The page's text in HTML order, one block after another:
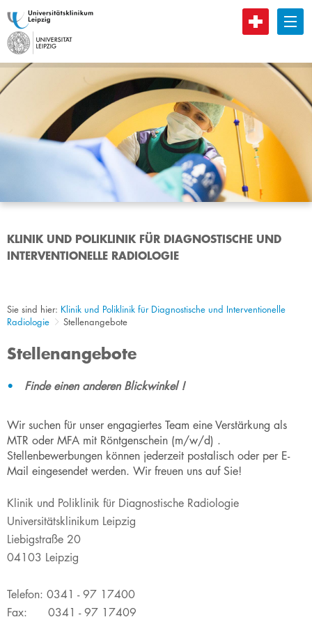
B
KLINIK UND POLIKLINIK FÜR DIAGNOSTISCHE UND
INTERVENTIONELLE RADIOLOGIE
Sie sind hier: Klinik und Poliklinik für Diagnostische und Interventionelle
Radiologie
Stellenangebote
Stellenangebote
​​​Finde einen anderen Blickwinkel !
Wir suchen für unser engagiertes Team eine Verstärkung als
MTR oder MFA mit Röntgenschein (m/w/d) .
Stellenbewerbungen können jederzeit postalisch oder per E-
Mail eingesendet werden. Wir freuen uns auf Sie!
Klinik und Poliklinik für Diagnostische Radiologie
Universitätsklinikum Leipzig
Liebigstraße 20
04103 Leipzig
Telefon: 0341 - 97 17400
Fax: 0341 - 97 17409